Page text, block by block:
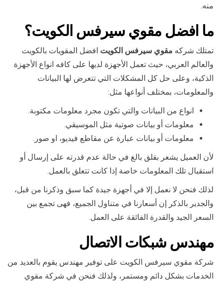
منه.
ما افضل مقوي سيرفس الكويت؟
تمتلك شركه مقوي سيرفس الكويت افضل المقويات بالكويت
والعالم العربي، حيث تعمل الأجهزة لديها على كافه انواع الأجهزة
الذكية، وعلى حل كل المشكلات التي تتعرض لها البيانات
والمعلومات، بمختلف أنواعها مثل:
انواع من البيانات والتي تكون مجرد معلومات مكتوبة.
معلومات أو بيانات صوتية مثل الموسيقي.
معلومات أو بيانات عبارة عن مقاطع فيديو، او صور.
لأن العميل يشعر بقلق بالغ في حالة عدم قدرته على إرسال أو
استقبال تلك المعلومات خاصة إذا كانت تتعلق بالعمل.
لذلك فنحن لا نعمل إلا في أجهزة جيدة كما سبق وذكرنا من قبل،
والجدير بالذكر إن أسعارنا في متناول الجميع، فهى تجمع بين
السعر الجيد والقدرة الفائقة على العمل.
مهندس شبكات الاتصال
شركة مقوي سيرفس الكويت على توفير مهندس يقوم بالعديد من
الخدمات بشكل دائم ومستمر، ولذلك فنحن في شركة مقوي